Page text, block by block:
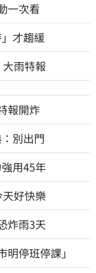
一次看
才趨緩
雨特報
報開炸
別出門
用45年
好快樂
炸雨3天
停班停課」